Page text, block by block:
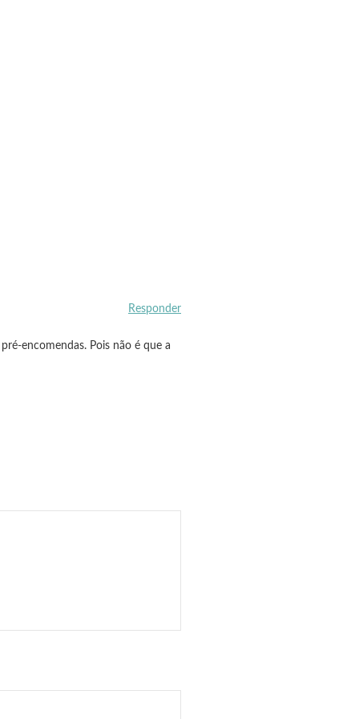
Responder
encomendas. Pois não é que a